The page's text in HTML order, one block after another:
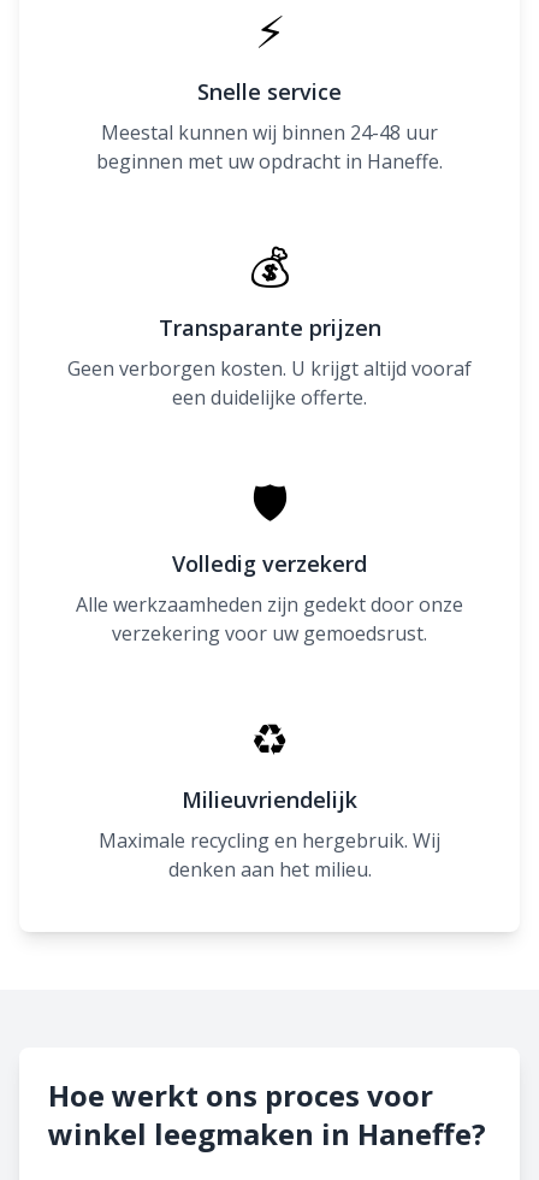
⚡
Snelle service
Meestal kunnen wij binnen 24-48 uur
beginnen met uw opdracht in Haneffe.
💰
Transparante prijzen
Geen verborgen kosten. U krijgt altijd vooraf
een duidelijke offerte.
🛡
Volledig verzekerd
Alle werkzaamheden zijn gedekt door onze
verzekering voor uw gemoedsrust.
♻
Milieuvriendelijk
Maximale recycling en hergebruik. Wij
denken aan het milieu.
Hoe werkt ons proces voor
winkel leegmaken in Haneffe?